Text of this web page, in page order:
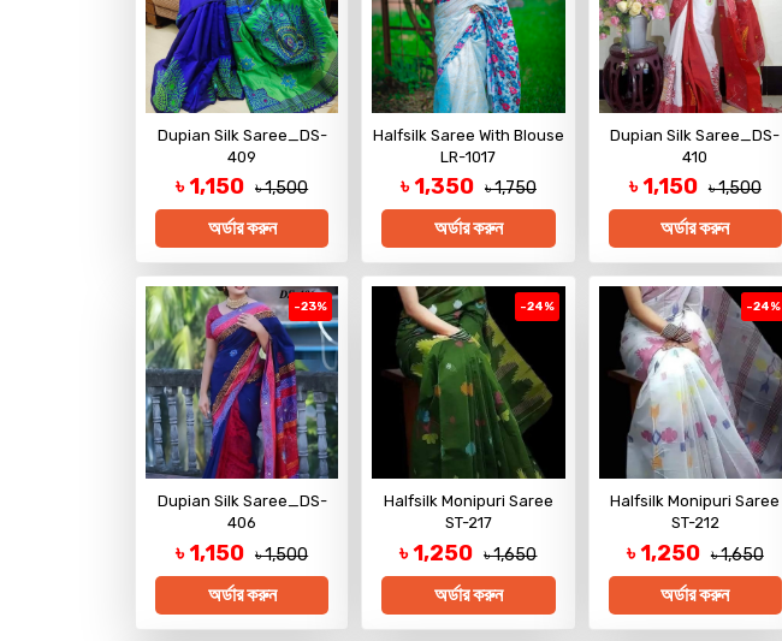
Dupian Silk Saree_DS-
409
৳ 1,150 ৳ 1,500
অর্ডার করুন
Halfsilk Saree With Blouse
LR-1017
৳ 1,350 ৳ 1,750
অর্ডার করুন
Dupian Silk Saree_DS-
410
৳ 1,150 ৳ 1,500
অর্ডার করুন
-23%
Dupian Silk Saree_DS-
406
৳ 1,150 ৳ 1,500
অর্ডার করুন
-24%
Halfsilk Monipuri Saree
ST-217
৳ 1,250 ৳ 1,650
অর্ডার করুন
-24%
Halfsilk Monipuri Saree
ST-212
৳ 1,250 ৳ 1,650
অর্ডার করুন